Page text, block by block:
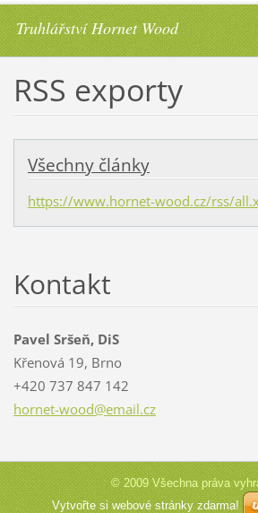
Truhlářství Hornet Wood
RSS exporty
Všechny články
https://www.hornet-wood.cz/rss/
Kontakt
Pavel Sršeň, DiS
Křenová 19, Brno
+420 737 847 142
hornet-wood@email.cz
© 2009 Všechna práva
Vytvořte si webové stránky zdarma!